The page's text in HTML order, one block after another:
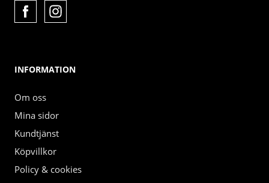
INFORMATION
Om oss
Mina sidor
Kundtjänst
Köpvillkor
Policy & cookies